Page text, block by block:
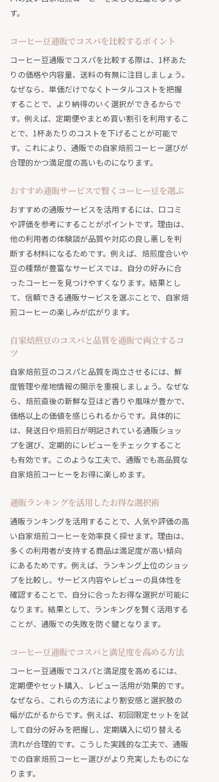
す。
コーヒー豆通販でコスパを比較するポイント
コーヒー豆通販でコスパを比較する際は、1杯あた
りの価格や内容量、送料の有無に注目しましょう。
なぜなら、単価だけでなくトータルコストを把握
することで、より納得のいく選択ができるからで
す。例えば、定期便やまとめ買い割引を利用するこ
とで、1杯あたりのコストを下げることが可能で
す。これにより、通販での自家焙煎コーヒー選びが
合理的かつ満足度の高いものになります。
おすすめ通販サービスで賢くコーヒー豆を選ぶ
おすすめの通販サービスを活用するには、口コミ
や評価を参考にすることがポイントです。理由は、
他の利用者の体験談が品質や対応の良し悪しを判
断する材料になるためです。例えば、焙煎度合いや
豆の種類が豊富なサービスでは、自分の好みに合
ったコーヒーを見つけやすくなります。結果とし
て、信頼できる通販サービスを選ぶことで、自家焙
煎コーヒーの楽しみが広がります。
自家焙煎豆のコスパと品質を通販で両立するコ
ツ
自家焙煎豆のコスパと品質を両立させるには、鮮
度管理や産地情報の開示を重視しましょう。なぜな
ら、焙煎直後の新鮮な豆ほど香りや風味が豊かで、
価格以上の価値を感じられるからです。具体的に
は、発送日や焙煎日が明記されている通販ショッ
プを選び、定期的にレビューをチェックすること
も有効です。このような工夫で、通販でも高品質な
自家焙煎コーヒーをお得に楽しめます。
通販ランキングを活用したお得な選択術
通販ランキングを活用することで、人気や評価の高
い自家焙煎コーヒーを効率良く探せます。理由は、
多くの利用者が支持する商品は満足度が高い傾向
にあるためです。例えば、ランキング上位のショッ
プを比較し、サービス内容やレビューの具体性を
確認することで、自分に合ったお得な選択が可能に
なります。結果として、ランキングを賢く活用する
ことが、通販での失敗を防ぐ鍵となります。
コーヒー豆通販でコスパと満足度を高める方法
コーヒー豆通販でコスパと満足度を高めるには、
定期便やセット購入、レビュー活用が効果的です。
なぜなら、これらの方法により割安感と選択肢の
幅が広がるからです。例えば、初回限定セットを試
して自分の好みを把握し、定期購入に切り替える
流れが合理的です。こうした実践的な工夫で、通販
での自家焙煎コーヒー選びがより充実したものにな
ります。